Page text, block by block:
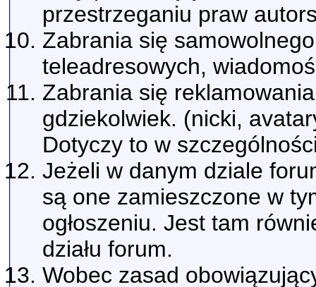
przestrzeganiu praw
Zabrania się
teleadresowych,
Zabrania się
gdziekolwiek. (nicki,
Dotyczy to w
Jeżeli w danym dziale
są one zamieszczone w
ogłoszeniu. Jest tam
działu forum.
Wobec zasad